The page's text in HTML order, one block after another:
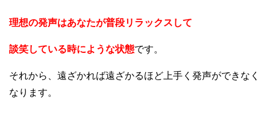
理想の発声はあなたが普段リラックスして
談笑している時にような状態です。
それから、遠ざかれば遠ざかるほど上手く発声ができなく
なります。